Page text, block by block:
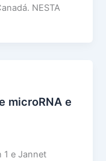
NESTA
microRNA e
1 e Jannet